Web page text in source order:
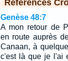
Références
Genèse 48:7
A mon retour de
en route auprès
Canaan, à
c'est là que je l'ai